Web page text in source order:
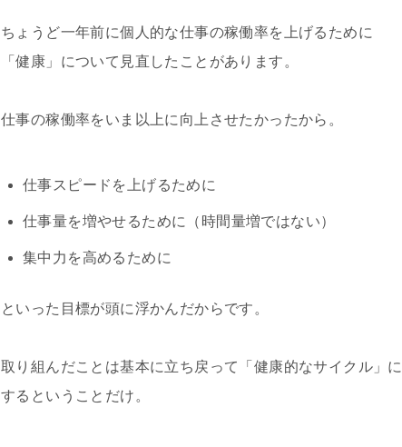
ちょうど一年前に個人的な仕事の稼働率を上げるために
「健康」について見直したことがあります。
仕事の稼働率をいま以上に向上させたかったから。
仕事スピードを上げるために
仕事量を増やせるために（時間量増ではない）
集中力を高めるために
といった目標が頭に浮かんだからです。
取り組んだことは基本に立ち戻って「健康的なサイクル」に
するということだけ。